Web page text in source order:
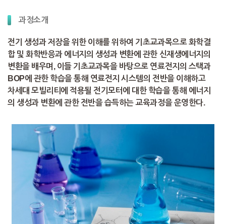
과정소개
전기 생성과 저장을 위한 이해를 위하여 기초교과목으로 화학결
합 및 화학반응과 에너지의 생성과 변환에 관한 신재생에너지의
변환을 배우며, 이들 기초교과목을 바탕으로 연료전지의 스택과
BOP에 관한 학습을 통해 연료전지 시스템의 전반을 이해하고
차세대 모빌리티에 적용될 전기모터에 대한 학습을 통해 에너지
의 생성과 변환에 관한 전반을 습득하는 교육과정을 운영한다.